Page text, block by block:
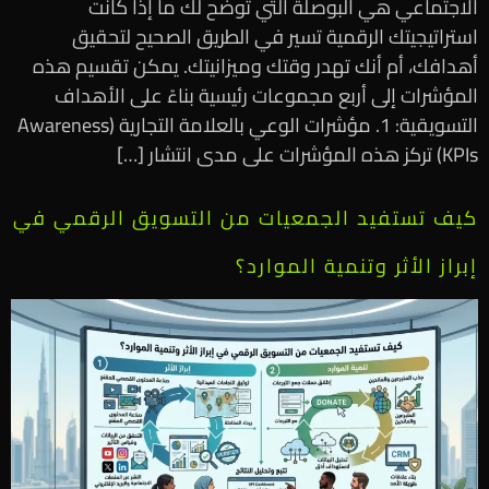
الاجتماعي هي البوصلة التي توضح لك ما إذا كانت
استراتيجيتك الرقمية تسير في الطريق الصحيح لتحقيق
أهدافك، أم أنك تهدر وقتك وميزانيتك. يمكن تقسيم هذه
المؤشرات إلى أربع مجموعات رئيسية بناءً على الأهداف
التسويقية: 1. مؤشرات الوعي بالعلامة التجارية (Awareness
KPIs) تركز هذه المؤشرات على مدى انتشار […]
كيف تستفيد الجمعيات من التسويق الرقمي في
إبراز الأثر وتنمية الموارد؟